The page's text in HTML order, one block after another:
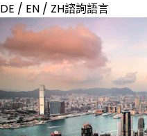
DE / EN / ZH諮詢語言